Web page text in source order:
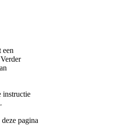
een
instructie
pagina